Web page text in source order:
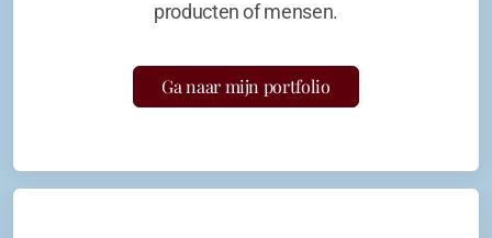
producten of mensen.
Ga naar mijn portfolio